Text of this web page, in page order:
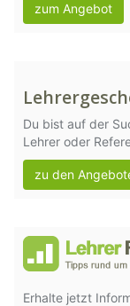
zum Angebot
Du bist auf der
Lehrer oder
zu den
Erhalte jetzt